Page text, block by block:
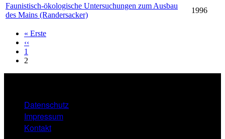
Faunistisch-ökologische Untersuchungen zum Ausbau
des Mains (Randersacker)
1996
Seitennummerierung
« Erste
‹‹
1
2
FOOTER
MENU
Datenschutz
Impressum
Kontakt